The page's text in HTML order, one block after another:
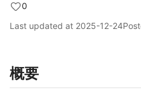
0
Last updated at 2025-12-24
概要